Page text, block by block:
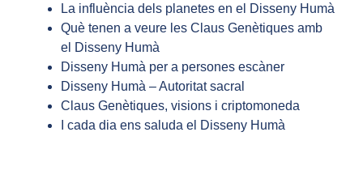
La influència dels planetes en el Disseny Humà
Què tenen a veure les Claus Genètiques amb
el Disseny Humà
Disseny Humà per a persones escàner
Disseny Humà – Autoritat sacral
Claus Genètiques, visions i criptomoneda
I cada dia ens saluda el Disseny Humà